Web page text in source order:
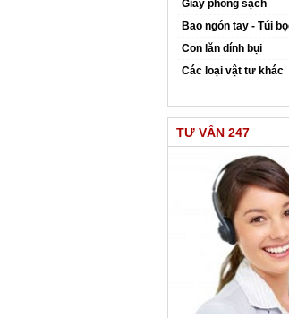
Giày phòng sạch
Bao ngón tay - Túi
Con lăn dính bụi
Các loại vật tư khác
TƯ VẤN 247